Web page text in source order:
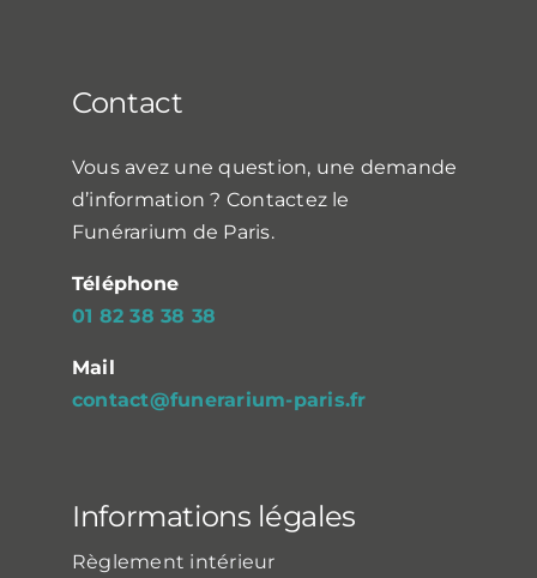
Informations légales
Règlement intérieur
Contact
Vous avez une question, une demande
d’information ? Contactez le
Funérarium de Paris.
Téléphone
01 82 38 38 38
Mail
contact@funerarium-paris.fr